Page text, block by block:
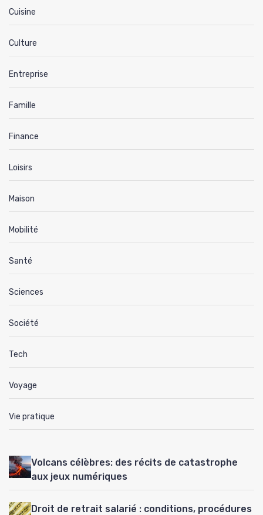
Cuisine
Culture
Entreprise
Famille
Finance
Loisirs
Maison
Mobilité
Santé
Sciences
Société
Tech
Voyage
Vie pratique
Volcans célèbres: des récits de catastrophe
aux jeux numériques
Droit de retrait salarié : conditions, procédures